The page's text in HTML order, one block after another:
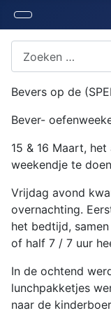
Bevers op de
Bever-
15 & 16 Maart,
weekendje te
Vrijdag avond
overnachting.
het bedtijd,
of half 7 / 7 uur
In de ochtend
lunchpakketjes
naar de